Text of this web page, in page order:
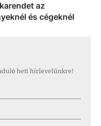
az
és cégeknél
heti hírlevelünkre!